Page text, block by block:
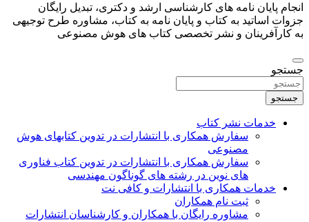
انجام پایان نامه های کارشناسی ارشد و دکتری، تبدیل رایگان
جزوات اساتید به کتاب و پایان نامه به کتاب، مشاوره طرح توجیهی
به کارآفرینان و نشر تخصصی کتاب های هوش مصنوعی
جستجو
جستجو
خدمات نشر کتاب
سفارش همکاری با انتشارات در تدوین کتابهای هوش
مصنوعی
سفارش همکاری با انتشارات در تدوین کتاب فناوری
های نوین در رشته های گوناگون مهندسی
خدمات همکاری با انتشارات و کافی نت
ثبت نام همکاران
مشاوره رایگان با همکاران و کارشناسان انتشارات